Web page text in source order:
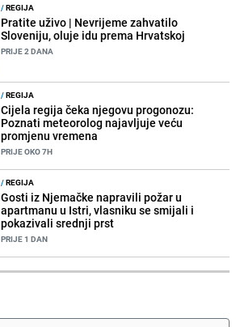
/REGIJA
Pratite uživo | Nevrijeme zahvatilo
Sloveniju, oluje idu prema Hrvatskoj
PRIJE 2 DANA
/REGIJA
Cijela regija čeka njegovu progonozu:
Poznati meteorolog najavljuje veću
promjenu vremena
PRIJE OKO 7H
/REGIJA
Gosti iz Njemačke napravili požar u
apartmanu u Istri, vlasniku se smijali i
pokazivali srednji prst
PRIJE 1 DAN